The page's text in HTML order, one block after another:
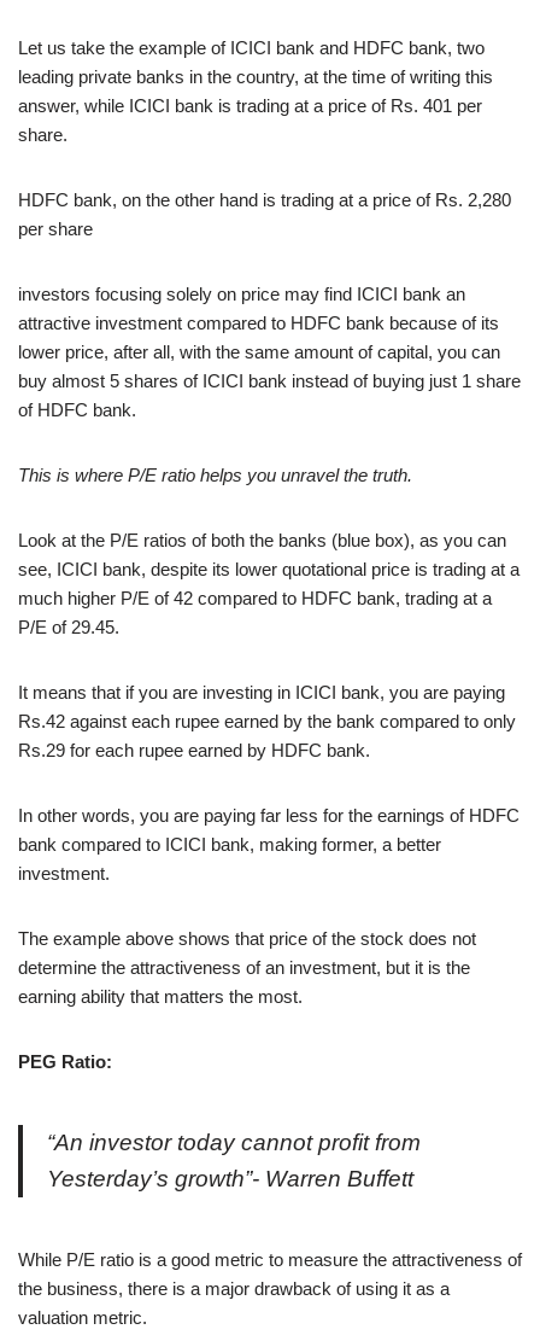
Let us take the example of ICICI bank and HDFC bank, two
leading private banks in the country, at the time of writing this
answer, while ICICI bank is trading at a price of Rs. 401 per
share.
HDFC bank, on the other hand is trading at a price of Rs. 2,280
per share
investors focusing solely on price may find ICICI bank an
attractive investment compared to HDFC bank because of its
lower price, after all, with the same amount of capital, you can
buy almost 5 shares of ICICI bank instead of buying just 1 share
of HDFC bank.
This is where P/E ratio helps you unravel the truth.
Look at the P/E ratios of both the banks (blue box), as you can
see, ICICI bank, despite its lower quotational price is trading at a
much higher P/E of 42 compared to HDFC bank, trading at a
P/E of 29.45.
It means that if you are investing in ICICI bank, you are paying
Rs.42 against each rupee earned by the bank compared to only
Rs.29 for each rupee earned by HDFC bank.
In other words, you are paying far less for the earnings of HDFC
bank compared to ICICI bank, making former, a better
investment.
The example above shows that price of the stock does not
determine the attractiveness of an investment, but it is the
earning ability that matters the most.
PEG Ratio:
“An investor today cannot profit from
Yesterday’s growth”- Warren Buffett
While P/E ratio is a good metric to measure the attractiveness of
the business, there is a major drawback of using it as a
valuation metric.